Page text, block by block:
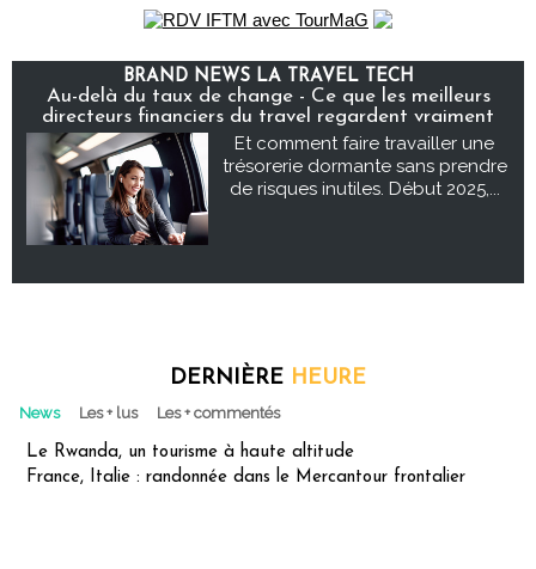
BRAND NEWS LA TRAVEL TECH
Au-delà du taux de change - Ce que les meilleurs
directeurs financiers du travel regardent vraiment
Et comment faire travailler une
trésorerie dormante sans prendre
de risques inutiles. Début 2025,...
DERNIÈRE HEURE
News Les + lus Les + commentés
Le Rwanda, un tourisme à haute altitude
France, Italie : randonnée dans le Mercantour frontalier